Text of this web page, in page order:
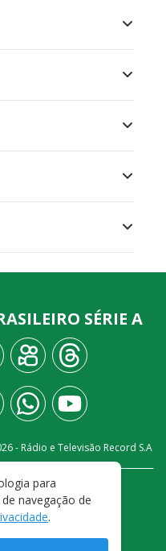
SÉRIE A
- Rádio e Televisão Record S.A
PRIVACIDADE
DE USO
para
navegação de
.